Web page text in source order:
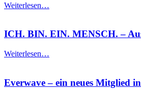
Weiterlesen…
ICH. BIN. EIN. MENSCH. –
Weiterlesen…
Everwave – ein neues Mitglied